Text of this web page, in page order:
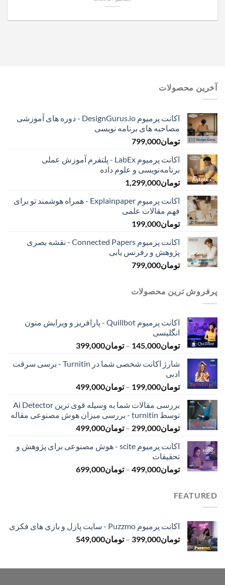
آخرین محصولات
اکانت پرمیوم DesignGurus.io - دوره ‌های آموزشی
مصاحبه ‌های برنامه نویسی
تومان799,000
اکانت پرمیوم LabEx - پلتفرم آموزش عملی
برنامه‌نویسی و علوم داده
تومان1,299,000
اکانت پرمیوم Explainpaper - همراه هوشمند تو برای
فهم مقالات علمی
تومان199,000
اکانت پرمیوم Connected Papers - نقشه بصری
پژوهش و رفرنس یابی
تومان799,000
پرفروش ترین محصولات
اکانت پرمیوم Quillbot - پارافریز و ویرایش متون
انگلیسی
تومان145,000
– تومان399,000
تومان145,000
تومان399,000
شارژ اکانت شخصی شما در Turnitin - برسی سرقت
ادبی
تومان199,000
– تومان499,000محدوده
تومان199,000
تا
تومان499,000
بررسی مقالات شما به وسیله قوی ترین Ai Detector
توسط turnitin - بررسی میزان هوش مصنوعی مقاله
تومان299,000
– تومان499,000محدوده
تومان299,000
تومان499,000
اکانت پرمیوم scite - هوش مصنوعی برای پژوهش و
تحقیقات
تومان499,000
– تومان699,000محدوده
FEATURED
اکانت پرمیوم Puzzmo - سایت پازل و بازی های فکری
تومان399,000
– تومان549,000
تا